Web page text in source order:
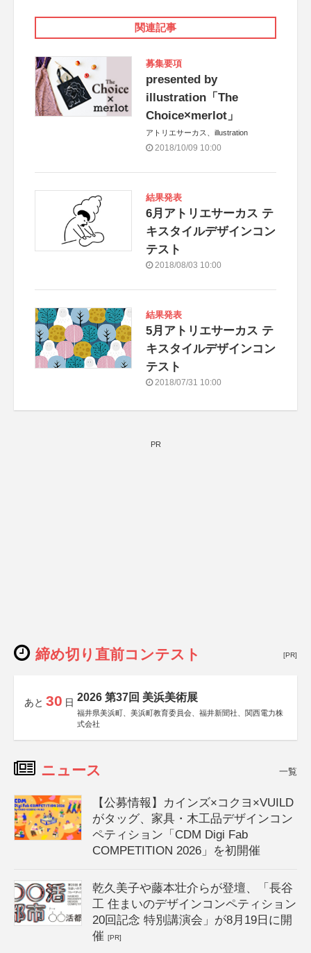
関連記事
募集要項
presented by
illustration「The
Choice×merlot」
アトリエサーカス、illustration
2018/10/09 10:00
結果発表
6月アトリエサーカス テ
キスタイルデザインコン
テスト
2018/08/03 10:00
結果発表
5月アトリエサーカス テ
キスタイルデザインコン
テスト
2018/07/31 10:00
PR
締め切り直前コンテスト [PR]
あと 30 日 2026 第37回 美浜美術展
福井県美浜町、美浜町教育委員会、福井新聞社、関西電力株
式会社
ニュース 一覧
【公募情報】カインズ×コクヨ×VUILD
がタッグ、家具・木工品デザインコン
ペティション「CDM Digi Fab
COMPETITION 2026」を初開催
乾久美子や藤本壮介らが登壇、「長谷
工 住まいのデザインコンペティション
20回記念 特別講演会」が8月19日に開
催[PR]